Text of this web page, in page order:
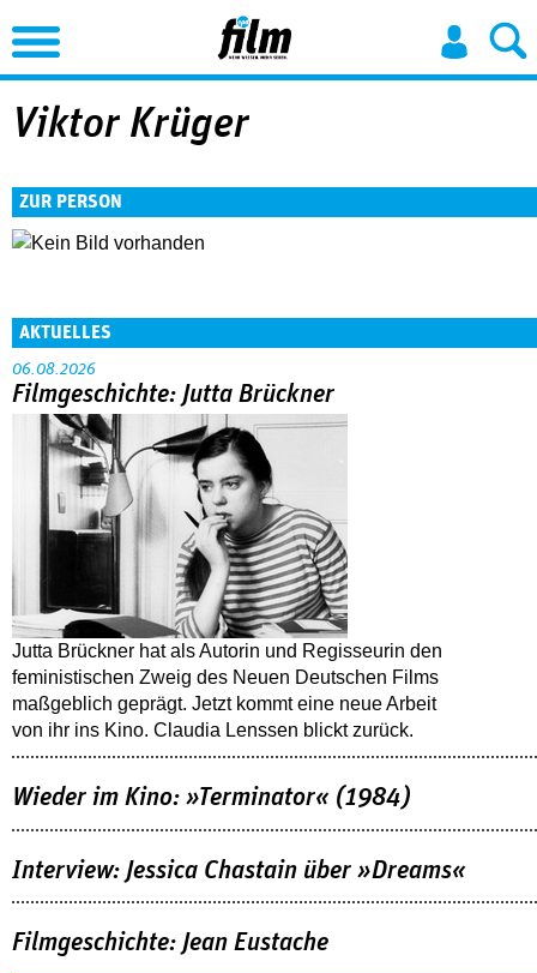
Jump to Navigation
Viktor Krüger
ZUR PERSON
AKTUELLES
06.08.2026
Filmgeschichte: Jutta Brückner
Jutta Brückner hat als Autorin und Regisseurin den
feministischen Zweig des Neuen Deutschen Films
maßgeblich geprägt. Jetzt kommt eine neue Arbeit
von ihr ins Kino. Claudia Lenssen blickt zurück.
Wieder im Kino: »Terminator« (1984)
Interview: Jessica Chastain über »Dreams«
Filmgeschichte: Jean Eustache